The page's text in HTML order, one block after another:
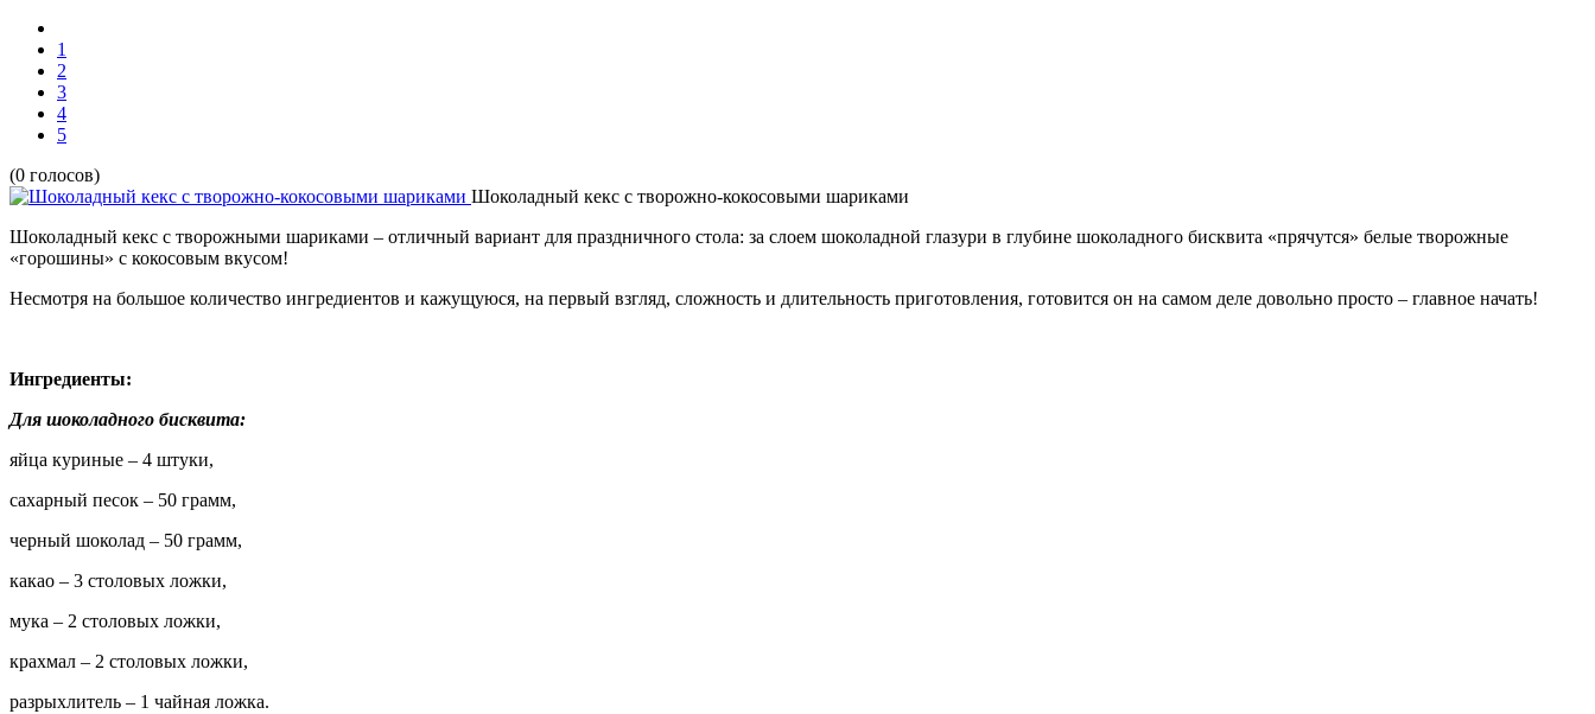
1
2
3
4
5
(0 голосов)
Шоколадный кекс с творожно-кокосовыми шариками
Шоколадный кекс с творожными шариками – отличный вариант для праздничного стола: за слоем шоколадной глазури в глубине шоколадного бисквита «прячутся» белые творожные
«горошины» с кокосовым вкусом!
Несмотря на большое количество ингредиентов и кажущуюся, на первый взгляд, сложность и длительность приготовления, готовится он на самом деле довольно просто – главное начать!
Ингредиенты:
Для шоколадного бисквита:
яйца куриные – 4 штуки,
сахарный песок – 50 грамм,
черный шоколад – 50 грамм,
какао – 3 столовых ложки,
мука – 2 столовых ложки,
крахмал – 2 столовых ложки,
разрыхлитель – 1 чайная ложка.